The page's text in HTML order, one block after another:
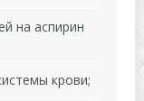
на аспирин
крови;